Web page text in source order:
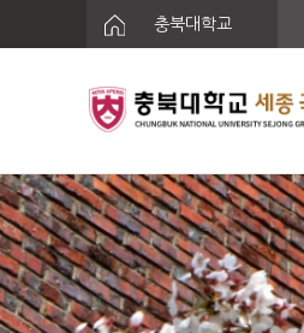
충북대학교